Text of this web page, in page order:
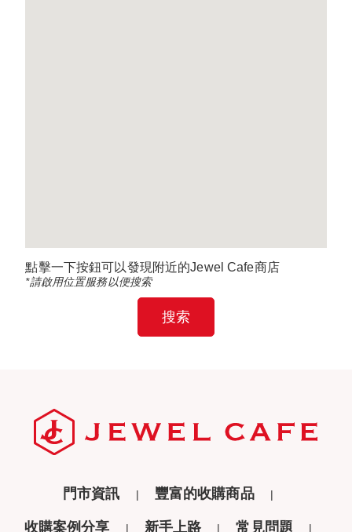
點擊一下按鈕可以發現附近的Jewel Cafe商店
*請啟用位置服務以便搜索
搜索
門市資訊 豐富的收購商品
收購案例分享 新手上路 常見問題